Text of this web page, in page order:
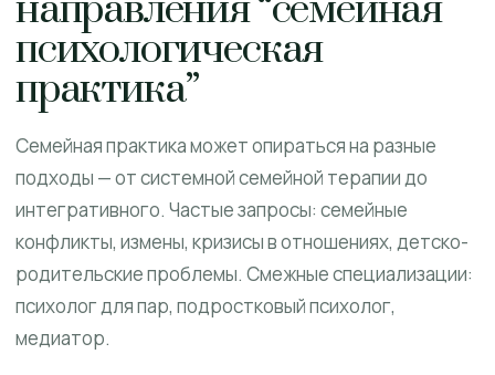
психологическая
практика”
Семейная практика может опираться на разные
подходы — от системной семейной терапии до
интегративного. Частые запросы: семейные
конфликты, измены, кризисы в отношениях, детско-
родительские проблемы. Смежные специализации:
психолог для пар, подростковый психолог,
медиатор.